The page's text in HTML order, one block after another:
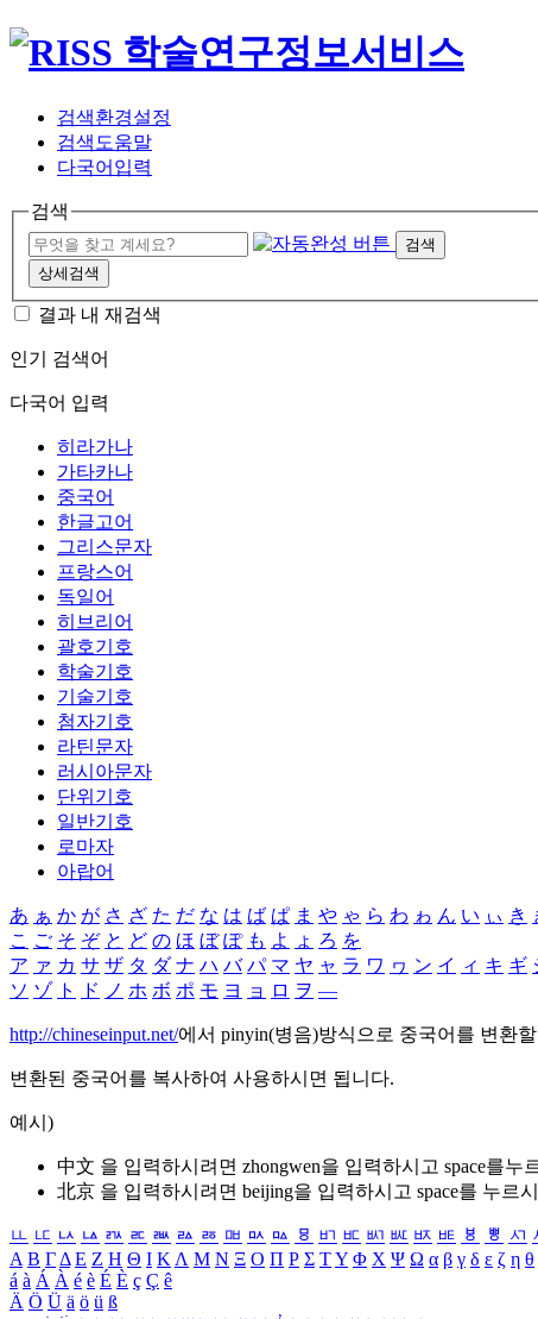
검색환경설정
검색도움말
다국어입력
검색
검색
상세검색
결과 내 재검색
인기 검색어
다국어 입력
히라가나
가타카나
중국어
한글고어
그리스문자
프랑스어
독일어
히브리어
괄호기호
학술기호
기술기호
첨자기호
라틴문자
러시아문자
단위기호
일반기호
로마자
아랍어
あ ぁ か が さ ざ た だ な は ば ぱ ま や ゃ ら わ ゎ ん い ぃ き
こ ご そ ぞ と ど の ほ ぼ ぽ も よ ょ ろ を
ア ァ カ サ ザ タ ダ ナ ハ バ パ マ ヤ ャ ラ ワ ヮ ン イ ィ キ ギ
ソ ゾ ト ド ノ ホ ボ ポ モ ヨ ョ ロ ヲ ―
http://chineseinput.net/에서 pinyin(병음)방식으로 중국어를 변환
변환된 중국어를 복사하여 사용하시면 됩니다.
예시)
中文 을 입력하시려면 zhongwen을 입력하시고 space를누
北京 을 입력하시려면 beijing을 입력하시고 space를 누르
ㅥ ㅦ ㅧ ㅨ ㅩ ㅪ ㅫ ㅬ ㅭ ㅮ ㅯ ㅰ ㅱ ㅲ ㅳ ㅴ ㅵ ㅶ ㅷ ㅸ ㅹ ㅺ
Α Β ΓΔ Ε Ζ Η Θ Ι ΚΛ Μ Ν Ξ Ο Π Ρ Σ ΤΥ Φ Χ Ψ Ω α β γ δ ε ζ η θ
á à Á À é è É È ç Ç ê
Ä Ö Ü ä ö ü ß